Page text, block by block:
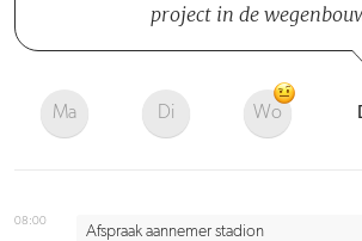
project in de
Ma Di Wo
08:00
Afspraak aannemer stadion